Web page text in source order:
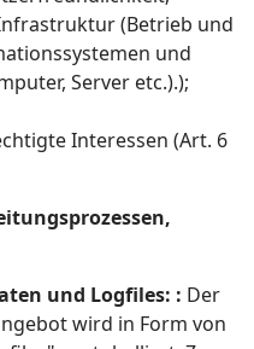
(Betrieb und
und
Server etc.).);
Interessen (Art. 6
und Logfiles: : Der
wird in Form von